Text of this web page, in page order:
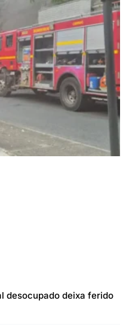
desocupado deixa ferido